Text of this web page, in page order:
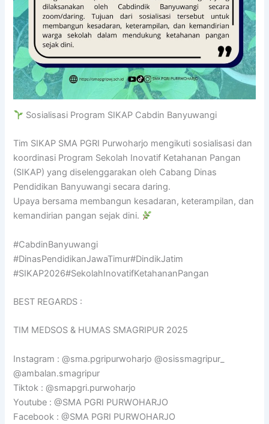
Sosialisasi Program SIKAP Cabdin Banyuwangi
Tim SIKAP SMA PGRI Purwoharjo mengikuti sosialisasi dan
koordinasi Program Sekolah Inovatif Ketahanan Pangan
(SIKAP) yang diselenggarakan oleh Cabang Dinas
Pendidikan Banyuwangi secara daring.
Upaya bersama membangun kesadaran, keterampilan, dan
kemandirian pangan sejak dini.
​#CabdinBanyuwangi​
#DinasPendidikanJawaTimur#DindikJatim
​#SIKAP2026​#SekolahInovatifKetahananPangan
BEST REGARDS :
TIM MEDSOS & HUMAS SMAGRIPUR 2025
Instagram : @sma.pgripurwoharjo @osissmagripur_
@ambalan.smagripur
Tiktok : @smapgri.purwoharjo
Youtube : @SMA PGRI PURWOHARJO
Facebook : @SMA PGRI PURWOHARJO